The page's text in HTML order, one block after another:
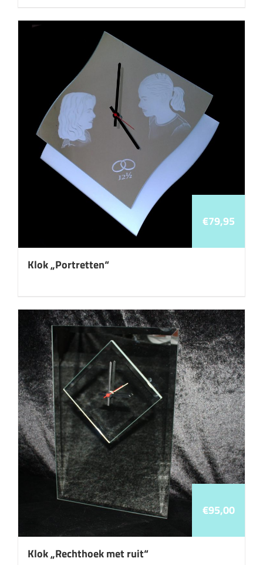
Klok „Portretten“
€79,95
Klok „Rechthoek met ruit“
€95,00